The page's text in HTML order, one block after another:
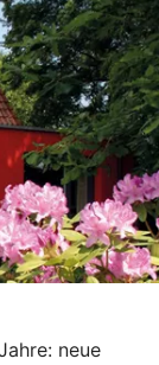
neue